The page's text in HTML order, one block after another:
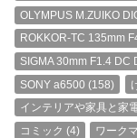
OLYMPUS M.ZUIKO
ROKKOR-TC 135mm
SIGMA 30mm F1.4 DC
SONY a6500 (158)
インテリアや家具と家
コミック (4) ワーク